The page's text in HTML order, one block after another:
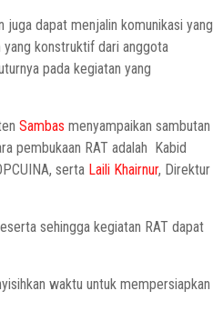
juga dapat menjalin komunikasi yang
yang konstruktif dari anggota
pada kegiatan yang
Sambas menyampaikan sambutan
pembukaan RAT adalah Kabid
serta Laili Khairnur, Direktur
sehingga kegiatan RAT dapat
waktu untuk mempersiapkan